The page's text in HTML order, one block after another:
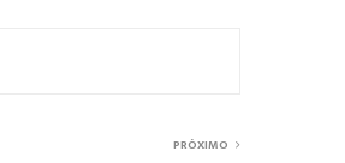
PRÓXIMO